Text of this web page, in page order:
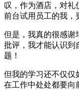
叹，作为酒店，对礼
前台试用员工的我，
但是，我真的很感谢
批评，我才能认识到
题！
但我的学习还不仅仅
在工作中处处都要向